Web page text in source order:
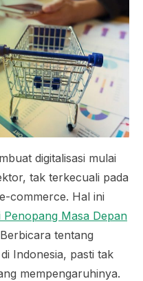
digitalisasi mulai
tak terkecuali pada
commerce. Hal ini
Penopang Masa Depan
tentang
Indonesia, pasti tak
mempengaruhinya.